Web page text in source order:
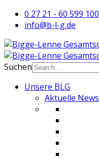
0 27 21 - 60 599 100
info@b-l-g.de
Suchen
Unsere BLG
Aktuelle News